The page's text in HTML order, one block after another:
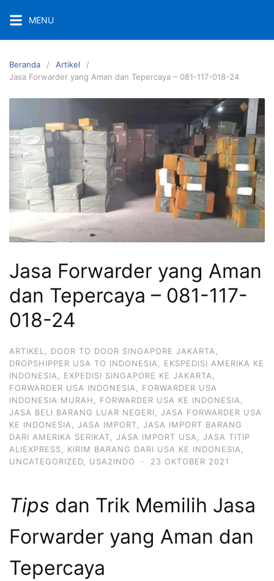
ke
konten
MENU
Beranda
Artikel
Jasa Forwarder yang Aman dan Tepercaya – 081-117-018-24
Jasa Forwarder yang Aman
dan Tepercaya – 081-117-
018-24
ARTIKEL DOOR TO DOOR SINGAPORE JAKARTA
DROPSHIPPER USA TO INDONESIA
EKSPEDISI AMERIKA KE
INDONESIA
EXPEDISI SINGAPORE KE JAKARTA
FORWARDER USA INDONESIA
FORWARDER USA
INDONESIA MURAH
FORWARDER USA KE INDONESIA
JASA BELI BARANG LUAR NEGERI
JASA FORWARDER USA
KE INDONESIA
JASA IMPORT
JASA IMPORT BARANG
DARI AMERIKA SERIKAT
JASA IMPORT USA
JASA TITIP
ALIEXPRESS
KIRIM BARANG DARI USA KE INDONESIA
UNCATEGORIZED
USA2INDO · 23 OKTOBER 2021
Tips dan Trik Memilih Jasa
Forwarder yang Aman dan
Tepercaya